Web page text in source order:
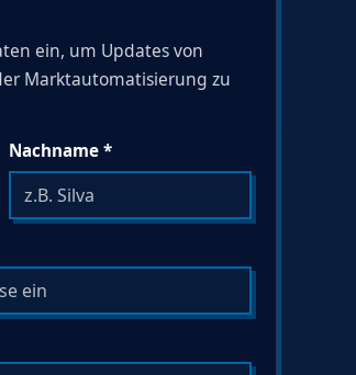
ein, um Updates von
Marktautomatisierung zu
Nachname *